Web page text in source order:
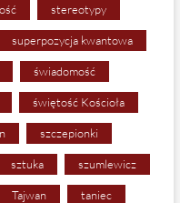
stereotypy
superpozycja kwantowa
świadomość
świętość Kościoła
szczepionki
sztuka szumlewicz
Tajwan taniec